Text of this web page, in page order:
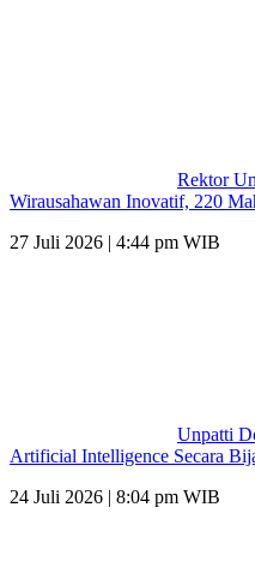
Rektor
Wirausahawan Inovatif, 220
27 Juli 2026 | 4:44 pm WIB
Unpatti
Artificial Intelligence Secara
24 Juli 2026 | 8:04 pm WIB